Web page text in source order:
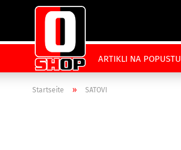
ARTIKLI NA POPUSTU
Startseite » SATOVI